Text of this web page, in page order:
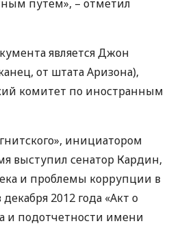
путем», – отметил
является Джон
от штата Аризона),
комитет по иностранным
инициатором
выступил сенатор Кардин,
и проблемы коррупции в
2012 года «Акт о
и подотчетности имени